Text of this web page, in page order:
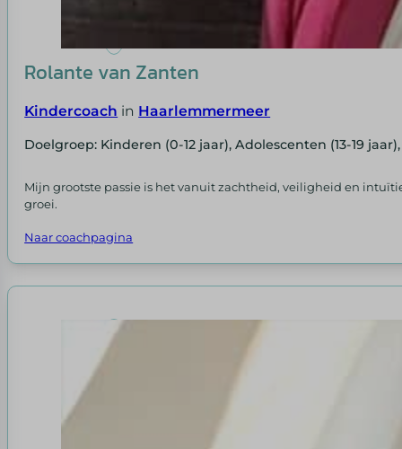
Rolante van Zanten
Kindercoach in Haarlemmermeer
Doelgroep: Kinderen (0-12 jaar), Adolescenten (13-19
Mijn grootste passie is het vanuit zachtheid, veiligheid en
groei.
Naar coachpagina